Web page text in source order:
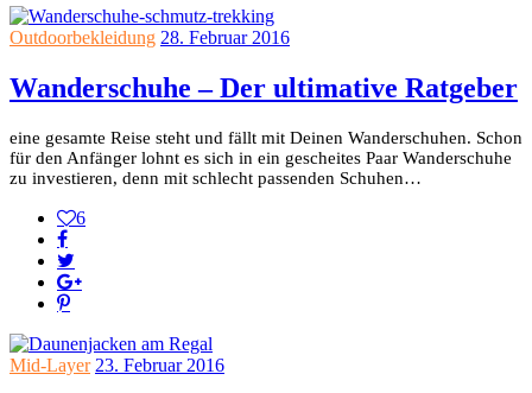
Outdoorbekleidung 28. Februar 2016
Wanderschuhe – Der ultimative Ratgeber
eine gesamte Reise steht und fällt mit Deinen Wanderschuhen. Schon
für den Anfänger lohnt es sich in ein gescheites Paar Wanderschuhe
zu investieren, denn mit schlecht passenden Schuhen…
6
Mid-Layer 23. Februar 2016